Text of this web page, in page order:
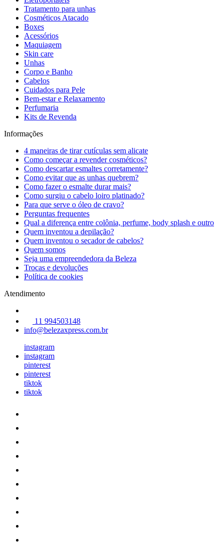
Tratamento para unhas
Cosméticos Atacado
Boxes
Acessórios
Maquiagem
Skin care
Unhas
Corpo e Banho
Cabelos
Cuidados para Pele
Bem-estar e Relaxamento
Perfumaria
Kits de Revenda
Informações
4 maneiras de tirar cutículas sem alicate
Como começar a revender cosméticos?
Como descartar esmaltes corretamente?
Como evitar que as unhas quebrem?
Como fazer o esmalte durar mais?
Como surgiu o cabelo loiro platinado?
Para que serve o óleo de cravo?
Perguntas frequentes
Qual a diferença entre colônia, perfume, body splash e outro
Quem inventou a depilação?
Quem inventou o secador de cabelos?
Quem somos
Seja uma empreendedora da Beleza
Trocas e devoluções
Política de cookies
Atendimento
11 994503148
info@belezaxpress.com.br
instagram
instagram
pinterest
pinterest
tiktok
tiktok